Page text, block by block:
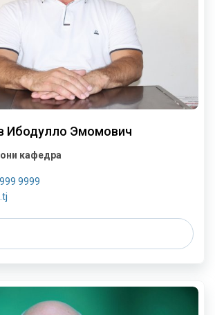
Ибодулло Эмомович
кафедра
9999